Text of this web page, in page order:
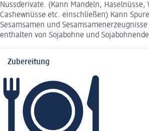
Nussderivate. (Kann Mandeln, Haselnüsse,
Cashewnüsse etc. einschließen) Kann
Sesamsamen und
enthalten von Sojabohne und
Zubereitung